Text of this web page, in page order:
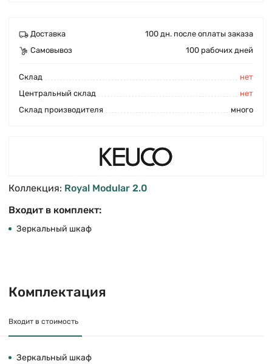
Доставка
100 дн. после оплаты заказа
Самовывоз
100 рабочих дней
Cклад
нет
Центральный склад
нет
Склад производителя
много
Коллекция: Royal Modular 2.0
Входит в комплект:
Зеркальный шкаф
Комплектация
Входит в стоимость
Зеркальный шкаф